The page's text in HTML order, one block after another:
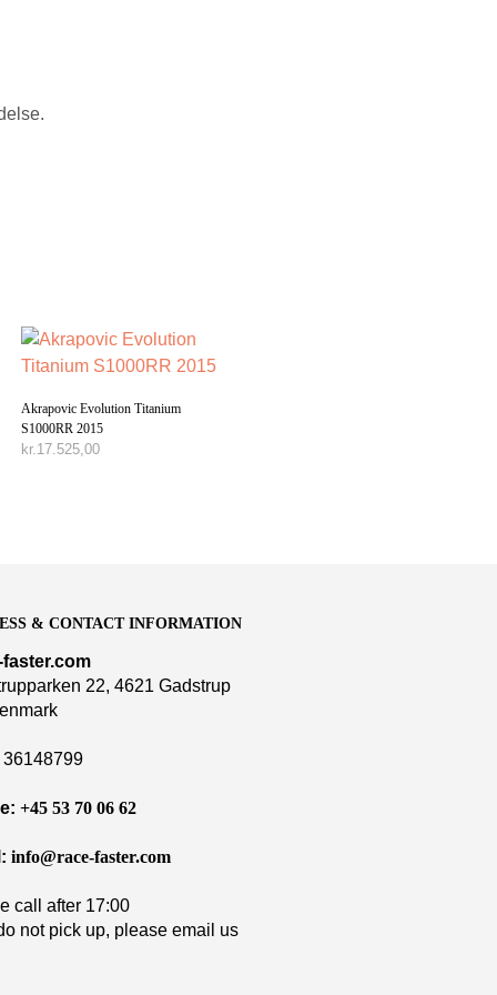
Akrapovic Evolution Titanium
S1000RR 2015
kr.17.525,00
& CONTACT INFORMATION
faster.com
22, 4621 Gadstrup
36148799
+45 53 70 06 62
info@race-faster.com
call after 17:00
not pick up, please email us